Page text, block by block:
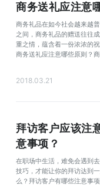
商务送礼应注意
商务礼品在如今社会越来越
之间，商务礼品的赠送往往
重之情，蕴含着一份浓浓的
商务送礼应注意哪些原则？
2018.03.21
拜访客户应该注
意事项？
在职场中生活，难免会遇到
技巧，才能让你的拜访达到
么？拜访客户有哪些注意事项